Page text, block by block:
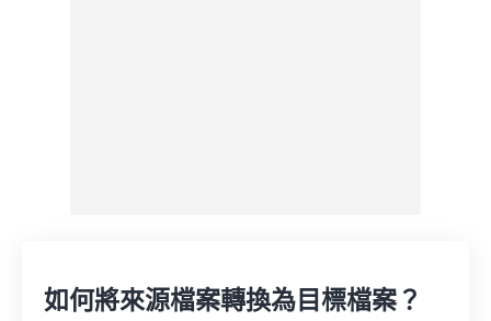
如何將來源檔案轉換為目標檔案？